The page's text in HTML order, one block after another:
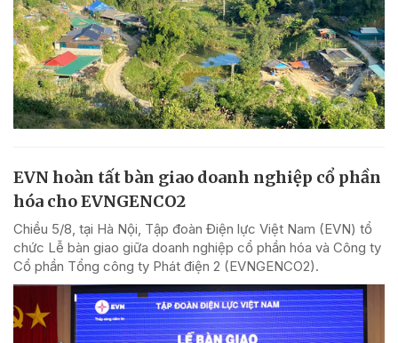
EVN hoàn tất bàn giao doanh nghiệp cổ phần
hóa cho EVNGENCO2
Chiều 5/8, tại Hà Nội, Tập đoàn Điện lực Việt Nam (EVN) tổ
chức Lễ bàn giao giữa doanh nghiệp cổ phần hóa và Công ty
Cổ phần Tổng công ty Phát điện 2 (EVNGENCO2).